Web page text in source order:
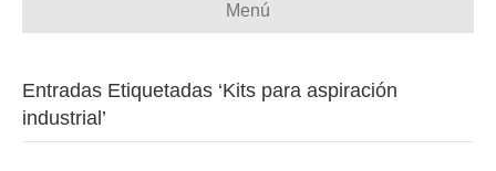
Menú
Entradas Etiquetadas ‘Kits para aspiración
industrial’